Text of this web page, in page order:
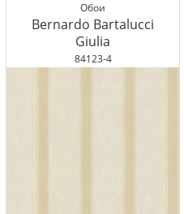
Обои
Bernardo Bartalucci
Giulia
84123-4